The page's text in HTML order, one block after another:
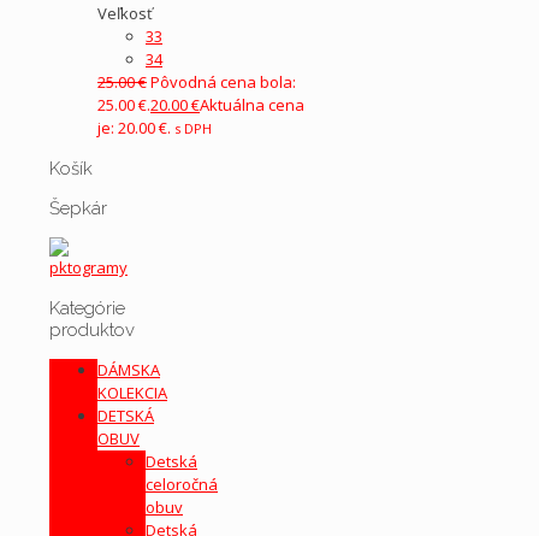
Veľkosť
33
34
25.00€Pôvodná cena bola:
25.00 €.20.00€Aktuálna cena
je: 20.00 €. s DPH
Košík
Šepkár
Kategórie
produktov
DÁMSKA
KOLEKCIA
DETSKÁ
OBUV
Detská
celoročná
obuv
Detská